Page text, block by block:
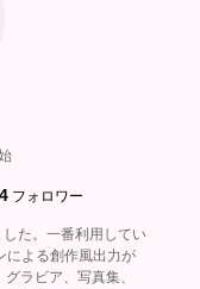
フォロワー
た。一番利用してい
による創作風出力が
ラビア、写真集、